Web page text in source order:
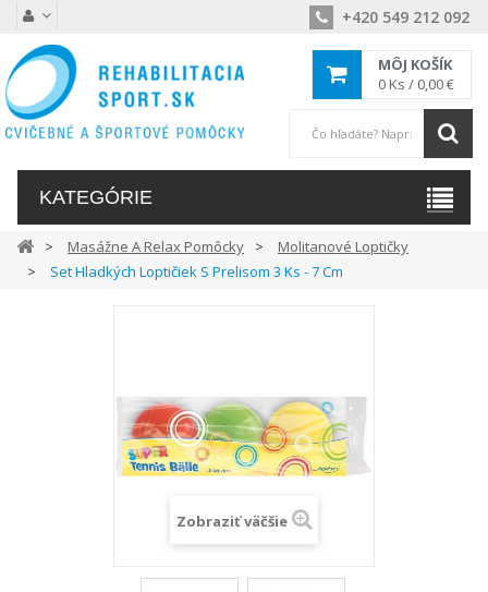
+420 549 212 092
MÔJ KOŠÍK
0 Ks / 0,00 €
KATEGÓRIE
Masážne A Relax Pomôcky
Molitanové Loptičky
Set Hladkých Loptičiek S Prelisom 3 Ks - 7 Cm
Zobraziť väčšie